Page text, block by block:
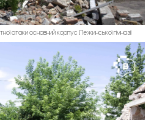
атаки основний корпус Лежинської гімназії